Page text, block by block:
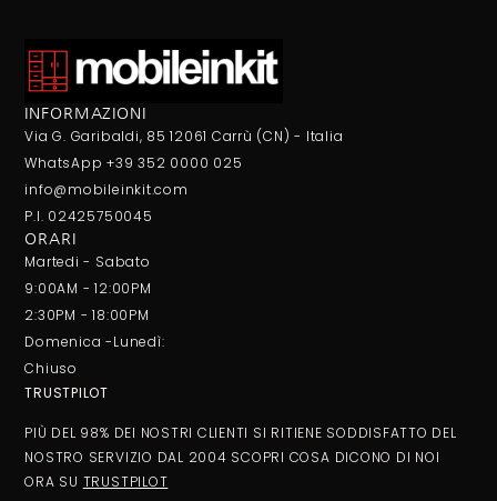
INFORMAZIONI
Via G. Garibaldi, 85 12061 Carrù (CN) - Italia
WhatsApp +39 352 0000 025
info@mobileinkit.com
P.I. 02425750045
ORARI
Martedi - Sabato
9:00AM - 12:00PM
2:30PM - 18:00PM
Domenica -Lunedì:
Chiuso
TRUSTPILOT
PIÙ DEL 98% DEI NOSTRI CLIENTI SI RITIENE SODDISFATTO DEL
NOSTRO SERVIZIO DAL 2004 SCOPRI COSA DICONO DI NOI
ORA SU TRUSTPILOT